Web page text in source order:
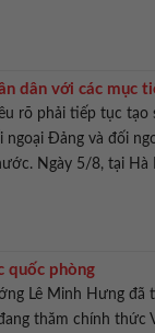
dân với các mục
rõ phải tiếp tục
Đảng và đối
Ngày 5/8, tại Hà
quốc phòng
Lê Minh Hưng đã
thăm chính thức